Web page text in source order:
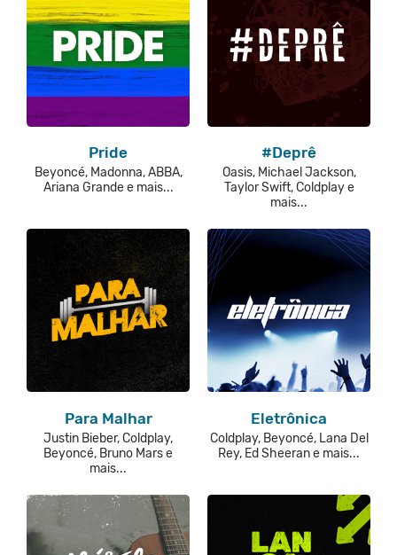
Pride
Beyoncé, Madonna, ABBA,
Ariana Grande e mais...
#Deprê
Oasis, Michael Jackson,
Taylor Swift, Coldplay e
mais...
Para Malhar
Justin Bieber, Coldplay,
Beyoncé, Bruno Mars e
mais...
Eletrônica
Coldplay, Beyoncé, Lana Del
Rey, Ed Sheeran e mais...